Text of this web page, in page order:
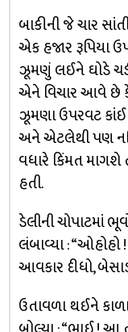
બાકીની જે ચાર
એક હજાર રૂપિયા
ઝૂમણું લઈને ઘોડે
એને વિચાર આવે છે
ઝૂમણા ઉપરવટ
અને એટલેથી પણ
વધારે કિંમત માગશે
હતી.
ડેલીની ચોપાટમાં
લંબાવ્યા :
આવકાર દીધો,
ઉતાવળા થઈને